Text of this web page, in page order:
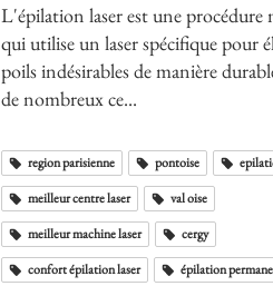
L'épilation laser est une procédure
qui utilise un laser spécifique pour
poils indésirables de manière
de nombreux ce...
region parisienne pontoise
meilleur centre laser
val oise
meilleur machine laser
cergy
confort épilation laser
épilation